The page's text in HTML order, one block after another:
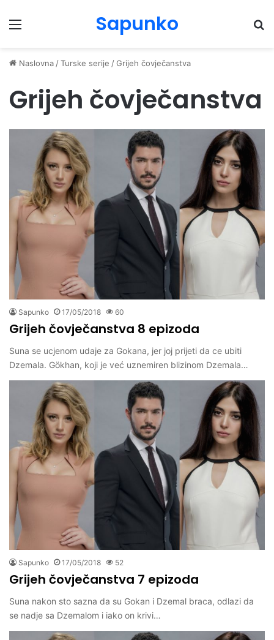
Menu Sapunko
Naslovna /Turske serije /Grijeh čovječanstva
Grijeh čovječanstva
Sapunko 17/05/2018 60
Grijeh čovječanstva 8 epizoda
Suna se ucjenom udaje za Gokana, jer joj prijeti da ce ubiti
Dzemala. Gökhan, koji je već uznemiren blizinom Dzemala…
Sapunko 17/05/2018 52
Grijeh čovječanstva 7 epizoda
Suna nakon sto sazna da su Gokan i Dzemal braca, odlazi da
se nadje sa Dzemalom i iako on krivi…